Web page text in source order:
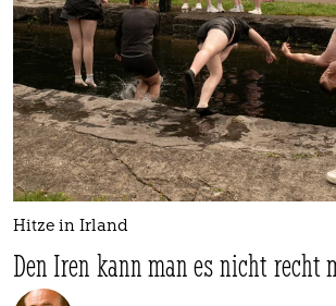
Hitze in Irland
Den Iren kann man es nicht recht